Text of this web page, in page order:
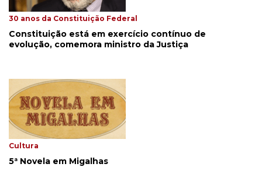
30 anos da Constituição Federal
Constituição está em exercício contínuo de
evolução, comemora ministro da Justiça
Cultura
5ª Novela em Migalhas